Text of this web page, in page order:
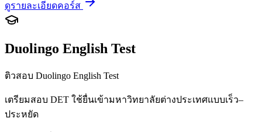
ดูรายละเอียดคอร์ส
Duolingo English Test
ติวสอบ Duolingo English Test
เตรียมสอบ DET ใช้ยื่นเข้ามหาวิทยาลัยต่างประเทศแบบเร็ว–
ประหยัด